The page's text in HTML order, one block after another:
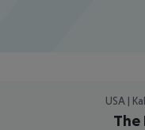
USA |
The